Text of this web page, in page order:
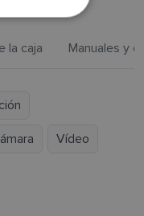
la caja Manuales y
Vídeo